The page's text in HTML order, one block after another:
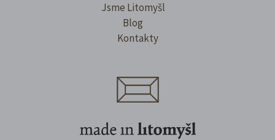
Jsme Litomyšl
Blog
Kontakty